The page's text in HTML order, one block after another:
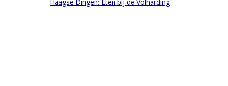
Haagse Dingen: Eten bij de Volharding